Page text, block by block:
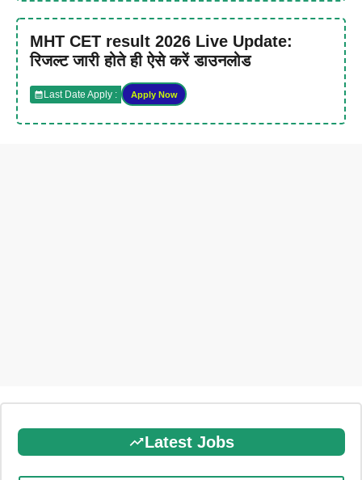
MHT CET result 2026 Live Update:
रिजल्ट जारी होते ही ऐसे करें डाउनलोड
Last Date Apply : Apply Now
Latest Jobs